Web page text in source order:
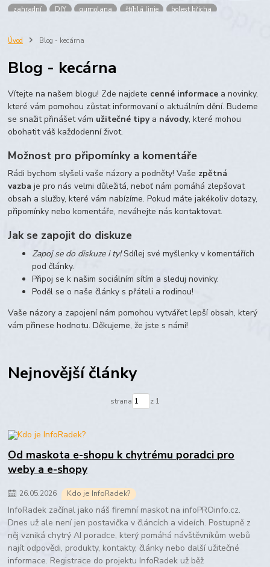
zahradní
DIY gumolana štíhlá linie
bolest břicha
Prokloub
Vláknina
maltodextrin
škrob skrob
Úvod Blog - kecárna
Blog - kecárna
Vítejte na našem blogu! Zde najdete cenné informace a novinky,
které vám pomohou zůstat informovaní o aktuálním dění. Budeme
se snažit přinášet vám užitečné tipya návody, které mohou
obohatit váš každodenní život.
Možnost pro připomínky a komentáře
Rádi bychom slyšeli vaše názory a podněty! Vaše zpětná
vazba je pro nás velmi důležitá, neboť nám pomáhá zlepšovat
obsah a služby, které vám nabízíme. Pokud máte jakékoliv dotazy,
připomínky nebo komentáře, neváhejte nás kontaktovat.
Jak se zapojit do diskuze
Zapoj se do diskuze i ty!Sdílej své myšlenky v komentářích
pod články.
Připoj se k našim sociálním sítím a sleduj novinky.
Poděl se o naše články s přáteli a rodinou!
Vaše názory a zapojení nám pomohou vytvářet lepší obsah, který
vám přinese hodnotu. Děkujeme, že jste s námi!
Nejnovější články
strana z 1
Od maskota e-shopu k chytrému poradci pro
weby a e-shopy
26.05.2026 Kdo je InfoRadek?
InfoRadek začínal jako náš firemní maskot na infoPROinfo.cz.
Dnes už ale není jen postavička v článcích a videích. Postupně z
něj vzniká chytrý AI poradce, který pomáhá návštěvníkům webů
najít odpovědi, produkty, kontakty, články nebo další užitečné
informace. Registrace do projektu InfoRadek už běž